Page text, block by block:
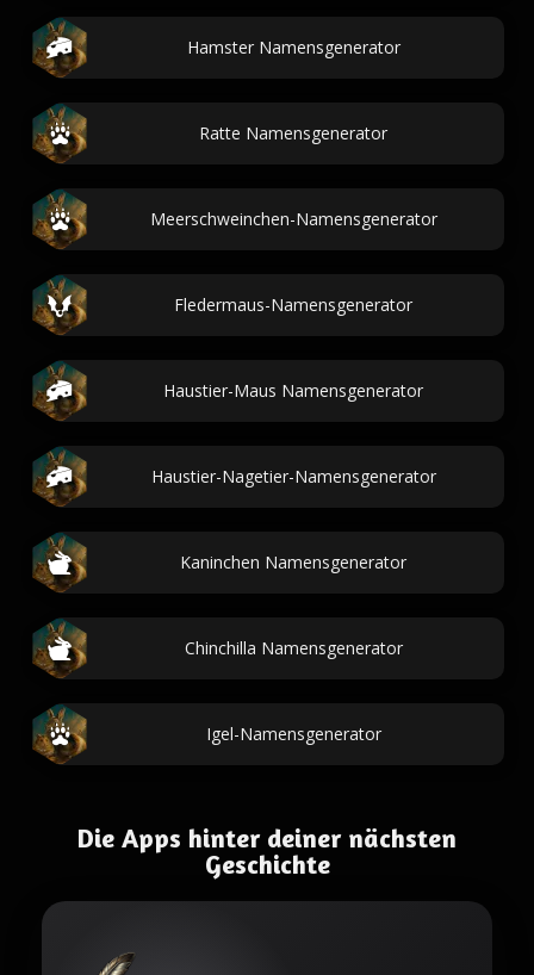
Hamster Namensgenerator
Ratte Namensgenerator
Meerschweinchen-Namensgenerator
Fledermaus-Namensgenerator
Haustier-Maus Namensgenerator
Haustier-Nagetier-Namensgenerator
Kaninchen Namensgenerator
Chinchilla Namensgenerator
Igel-Namensgenerator
Die Apps hinter deiner nächsten
Geschichte